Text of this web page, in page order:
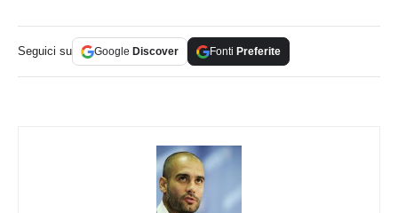
Seguici su Google Discover Fonti Preferite